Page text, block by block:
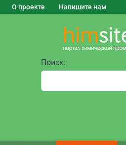
О проекте Напишите нам
Поиск: